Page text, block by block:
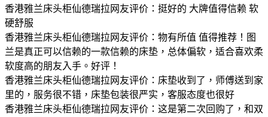
香港雅兰床头柜仙德瑞拉网友评价：挺好的 大牌值得信赖 软
硬舒服
香港雅兰床头柜仙德瑞拉网友评价：物有所值 值得推荐！图
兰是真正可以信赖的一款信赖的床垫，总体偏软，适合喜欢柔
软度高的朋友入手。好评！
香港雅兰床头柜仙德瑞拉网友评价：床垫收到了，师傅送到家
里的，服务很不错，床垫包装很严实，客服态度也很好
香港雅兰床头柜仙德瑞拉网友评价：这是第二次回购了，和双